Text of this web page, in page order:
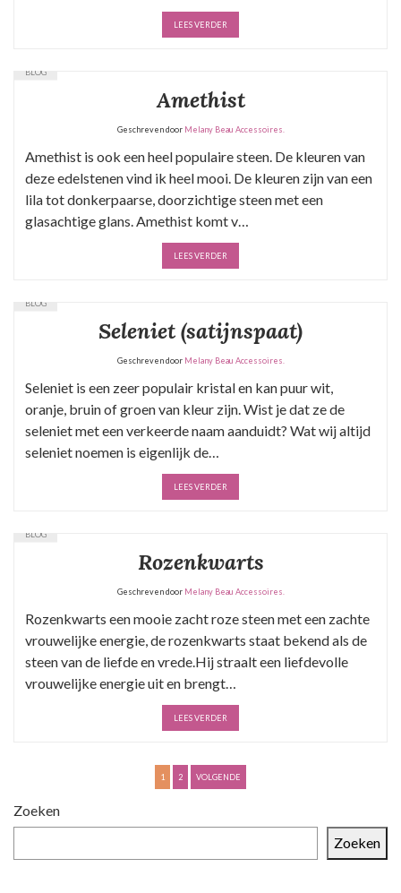
LEES VERDER
BLOG
Amethist
Geschreven door Melany Beau Accessoires.
Amethist is ook een heel populaire steen. De kleuren van
deze edelstenen vind ik heel mooi. De kleuren zijn van een
lila tot donkerpaarse, doorzichtige steen met een
glasachtige glans. Amethist komt v…
LEES VERDER
BLOG
Seleniet (satijnspaat)
Geschreven door Melany Beau Accessoires.
Seleniet is een zeer populair kristal en kan puur wit,
oranje, bruin of groen van kleur zijn. Wist je dat ze de
seleniet met een verkeerde naam aanduidt? Wat wij altijd
seleniet noemen is eigenlijk de…
LEES VERDER
BLOG
Rozenkwarts
Geschreven door Melany Beau Accessoires.
Rozenkwarts een mooie zacht roze steen met een zachte
vrouwelijke energie, de rozenkwarts staat bekend als de
steen van de liefde en vrede.Hij straalt een liefdevolle
vrouwelijke energie uit en brengt…
LEES VERDER
B
r
1 2 VOLGENDE
Zoeken
Zoeken